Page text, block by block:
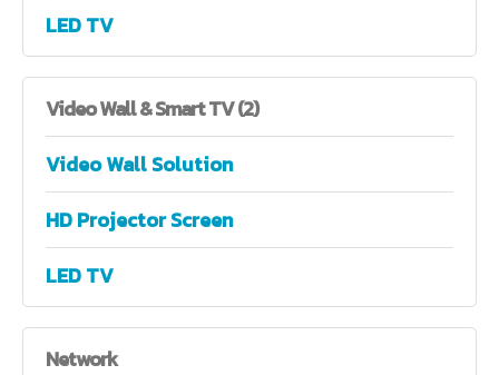
LED TV
VideoWall & Smart TV (2)
Video Wall Solution
HD Projector Screen
LED TV
Network